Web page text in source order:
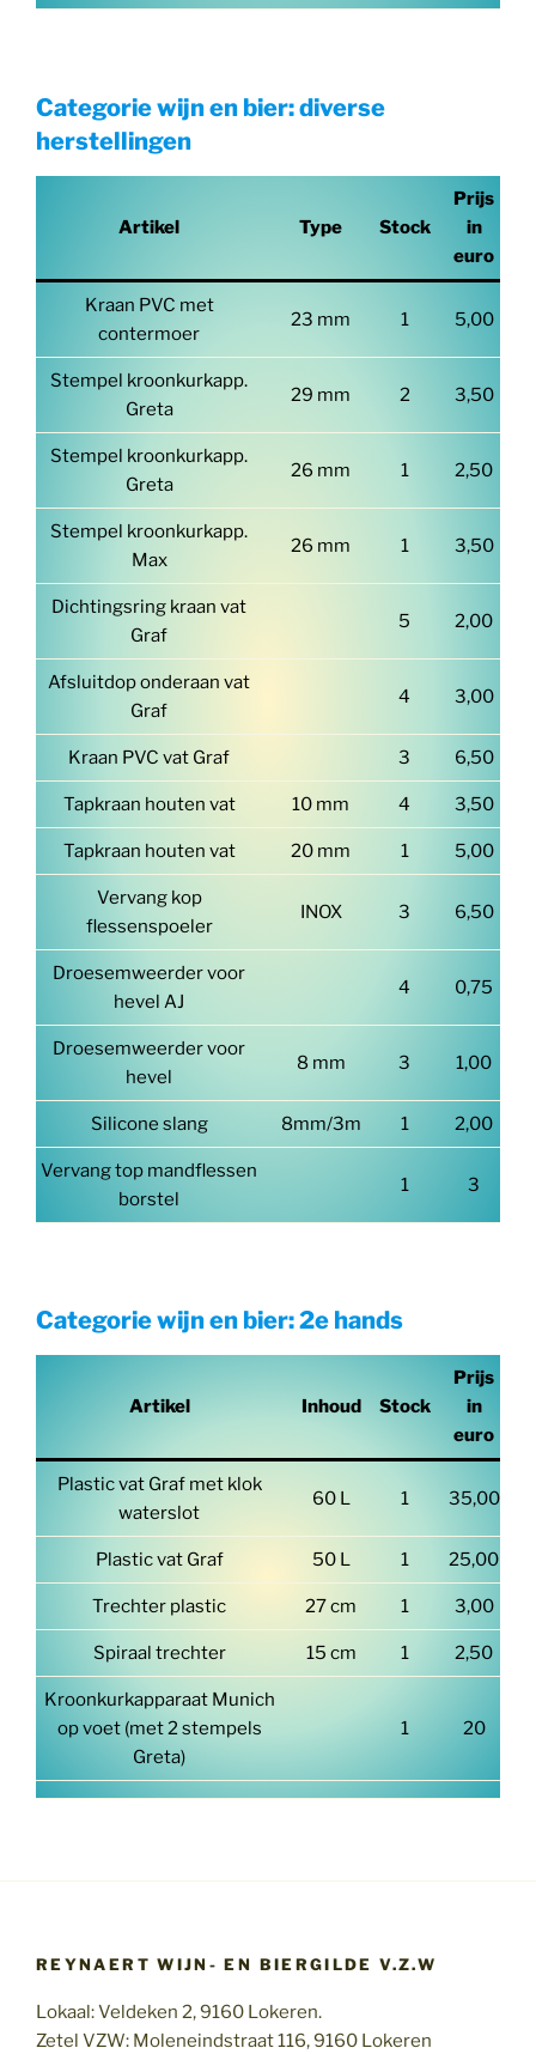
Categorie wijn en bier: diverse
herstellingen
Artikel Type Stock
Prijs
in
euro
Kraan PVC met
contermoer
23 mm 1 5,00
Stempel kroonkurkapp.
Greta
29 mm 2 3,50
Stempel kroonkurkapp.
Greta
26 mm 1 2,50
Stempel kroonkurkapp.
Max
26 mm 1 3,50
Dichtingsring kraan vat
Graf
5 2,00
Afsluitdop onderaan vat
Graf
4 3,00
Kraan PVC vat Graf 3 6,50
Tapkraan houten vat 10 mm 4 3,50
Tapkraan houten vat 20 mm 1 5,00
Vervang kop
flessenspoeler
INOX 3 6,50
Droesemweerder voor
hevel AJ
4 0,75
Droesemweerder voor
hevel
8 mm 3 1,00
Silicone slang 8mm/3m 1 2,00
Vervang top mandflessen
borstel
1 3
Categorie wijn en bier: 2e hands
Artikel Inhoud Stock
Prijs
in
euro
Plastic vat Graf met klok
waterslot
60 L 1 35,00
Plastic vat Graf 50 L 1 25,00
Trechter plastic 27 cm 1 3,00
Spiraal trechter 15 cm 1 2,50
Kroonkurkapparaat Munich
op voet (met 2 stempels
Greta)
1 20
REYNAERT WIJN- EN BIERGILDE V.Z.W
Lokaal: Veldeken 2, 9160 Lokeren.
Zetel VZW: Moleneindstraat 116, 9160 Lokeren